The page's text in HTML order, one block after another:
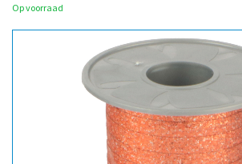
Op voorraad